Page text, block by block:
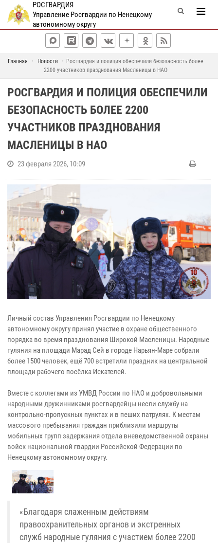
РОСГВАРДИЯ
Управление Росгвардии по Ненецкому
автономному округу
Главная Новости
Росгвардия и полиция обеспечили безопасность более
2200 участников празднования Масленицы в НАО
РОСГВАРДИЯ И ПОЛИЦИЯ ОБЕСПЕЧИЛИ
БЕЗОПАСНОСТЬ БОЛЕЕ 2200
УЧАСТНИКОВ ПРАЗДНОВАНИЯ
МАСЛЕНИЦЫ В НАО
23 февраля 2026, 10:09
Личный состав Управления Росгвардии по Ненецкому
автономному округу принял участие в охране общественного
порядка во время празднования Широкой Масленицы. Народные
гуляния на площади Марад Сей в городе Нарьян-Маре собрали
более 1500 человек, ещё 700 встретили праздник на центральной
площади рабочего посёлка Искателей.
Вместе с коллегами из УМВД России по НАО и добровольными
народными дружинниками росгвардейцы несли службу на
контрольно-пропускных пунктах и в пеших патрулях. К местам
массового пребывания граждан приблизили маршруты
мобильных групп задержания отдела вневедомственной охраны
войск национальной гвардии Российской Федерации по
Ненецкому автономному округу.
«Благодаря слаженным действиям
правоохранительных органов и экстренных
служб народные гуляния с участием более 2200